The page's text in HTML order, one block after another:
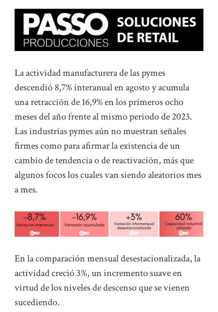
La actividad manufacturera de las pymes
descendió 8,7% interanual en agosto y acumula
una retracción de 16,9% en los primeros ocho
meses del año frente al mismo periodo de 2023.
Las industrias pymes aún no muestran señales
firmes como para afirmar la existencia de un
cambio de tendencia o de reactivación, más que
algunos focos los cuales van siendo aleatorios mes
a mes.
En la comparación mensual desestacionalizada, la
actividad creció 3%, un incremento suave en
virtud de los niveles de descenso que se vienen
sucediendo.